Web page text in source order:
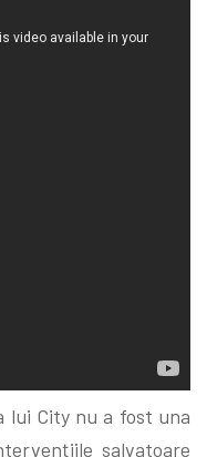
lui City nu a fost una
salvatoare